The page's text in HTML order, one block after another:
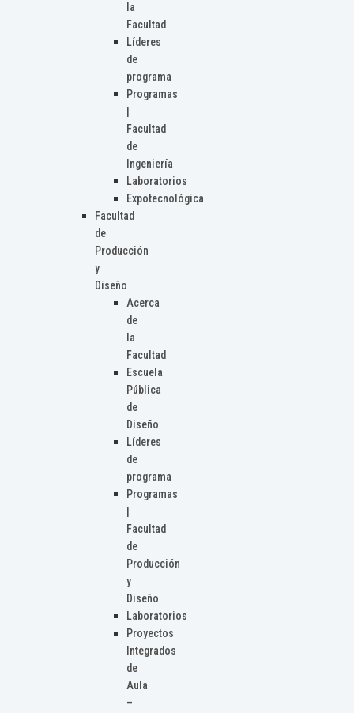
la
Facultad
Líderes
de
programa
Programas
Facultad
de
Ingeniería
Laboratorios
Expotecnológica
Facultad
de
Producción
y
Diseño
Acerca
de
la
Facultad
Escuela
Pública
de
Diseño
Líderes
de
programa
Programas
Facultad
de
Producción
y
Diseño
Laboratorios
Proyectos
Integrados
de
Aula
–